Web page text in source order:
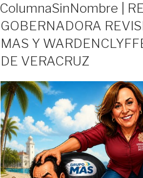
ColumnaSinNombre |
GOBERNADORA
MAS Y
DE VERACRUZ